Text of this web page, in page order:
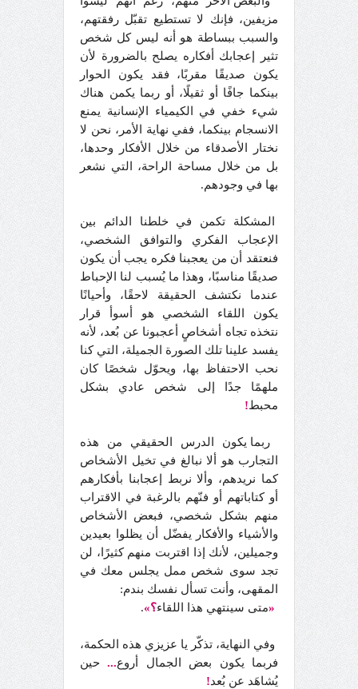
مزيفين، فإنك لا تستطيع تقبّل رفقتهم،
والسبب ببساطة هو أنه ليس كل شخص
تثير إعجابك أفكاره يصلح بالضرورة لأن
يكون صديقًا مقربًا، فقد يكون الحوار
بينكما جافًا أو ثقيلًا، أو ربما يكمن هناك
شيء خفي في الكيمياء الإنسانية يمنع
الانسجام بينكما، ففي نهاية الأمر، نحن لا
نختار الأصدقاء من خلال الأفكار وحدها،
بل من خلال مساحة الراحة، التي نشعر
بها في وجودهم.
المشكلة تكمن في خلطنا الدائم بين
الإعجاب الفكري والتوافق الشخصي،
فنعتقد أن من يعجبنا فكره يجب أن يكون
صديقًا مناسبًا، وهذا ما يُسبب لنا الإحباط
عندما نكتشف الحقيقة لاحقًا، وأحيانًا
يكون اللقاء الشخصي هو أسوأ قرار
نتخذه تجاه أشخاصٍ أعجبونا عن بُعد، لأنه
يفسد علينا تلك الصورة الجميلة، التي كنا
نحب الاحتفاظ بها، ويحوّل شخصًا كان
ملهمًا جدًا إلى شخص عادي بشكل
محبط!
ربما يكون الدرس الحقيقي من هذه
التجارب هو ألا نبالغ في تخيل الأشخاص
كما نريدهم، وألا نربط إعجابنا بأفكارهم
أو كتاباتهم أو فنّهم بالرغبة في الاقتراب
منهم بشكل شخصي، فبعض الأشخاص
والأشياء والأفكار يفضّل أن يظلوا بعيدين
وجميلين، لأنك إذا اقتربت منهم كثيرًا، لن
تجد سوى شخص ممل يجلس معك في
المقهى، وأنت تسأل نفسك بندم:
«متى سينتهي هذا اللقاء؟».
وفي النهاية، تذكّر يا عزيزي هذه الحكمة،
فربما يكون بعض الجمال أروع...حين
يُشاهَد عن بُعد!